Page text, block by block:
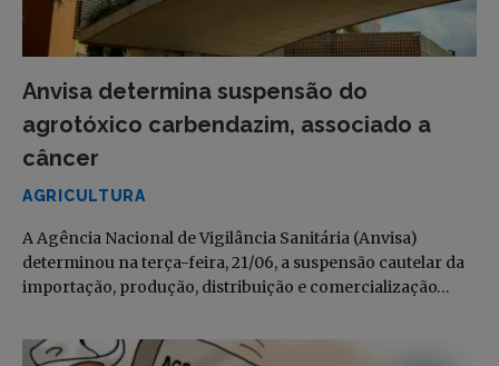
Anvisa determina suspensão do
agrotóxico carbendazim, associado a
câncer
AGRICULTURA
A Agência Nacional de Vigilância Sanitária (Anvisa)
determinou na terça-feira, 21/06, a suspensão cautelar da
importação, produção, distribuição e comercialização…